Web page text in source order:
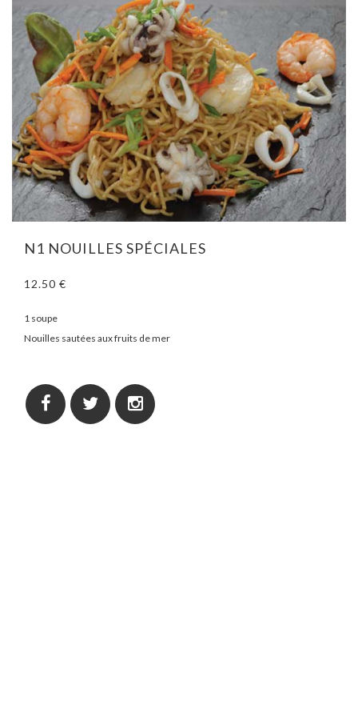
N1 NOUILLES SPÉCIALES
12.50 €
1 soupe
Nouilles sautées aux fruits de mer